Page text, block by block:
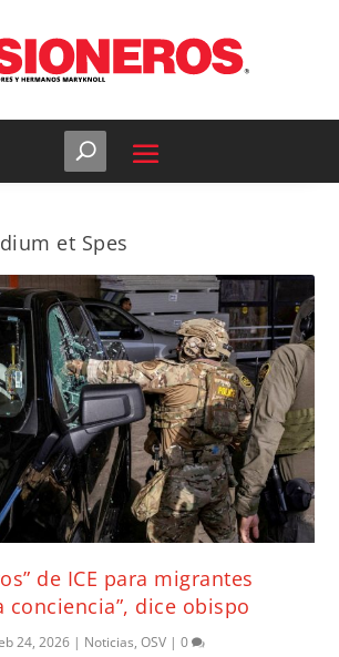
et Spes
de ICE para migrantes
conciencia”, dice obispo
24, 2026 | Noticias,OSV |0